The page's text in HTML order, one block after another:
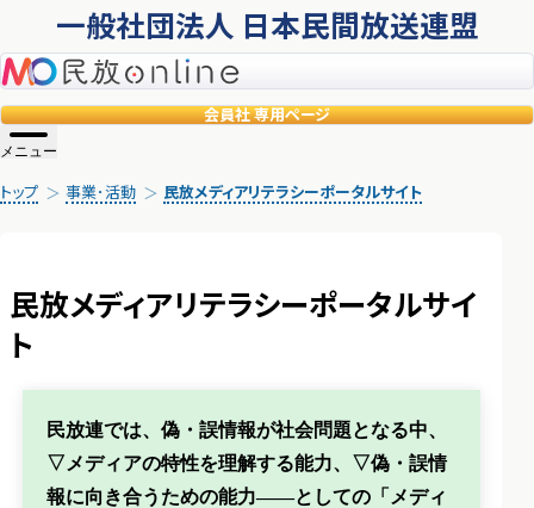
一般社団法人 日本民間放送連盟
会員社専用ページ
メニュー
トップ 事業･活動 民放メディアリテラシーポータルサイト
民放メディアリテラシーポータルサイ
ト
民放連では、偽・誤情報が社会問題となる中、
▽メディアの特性を理解する能力、▽偽・誤情
報に向き合うための能力――としての「メディ